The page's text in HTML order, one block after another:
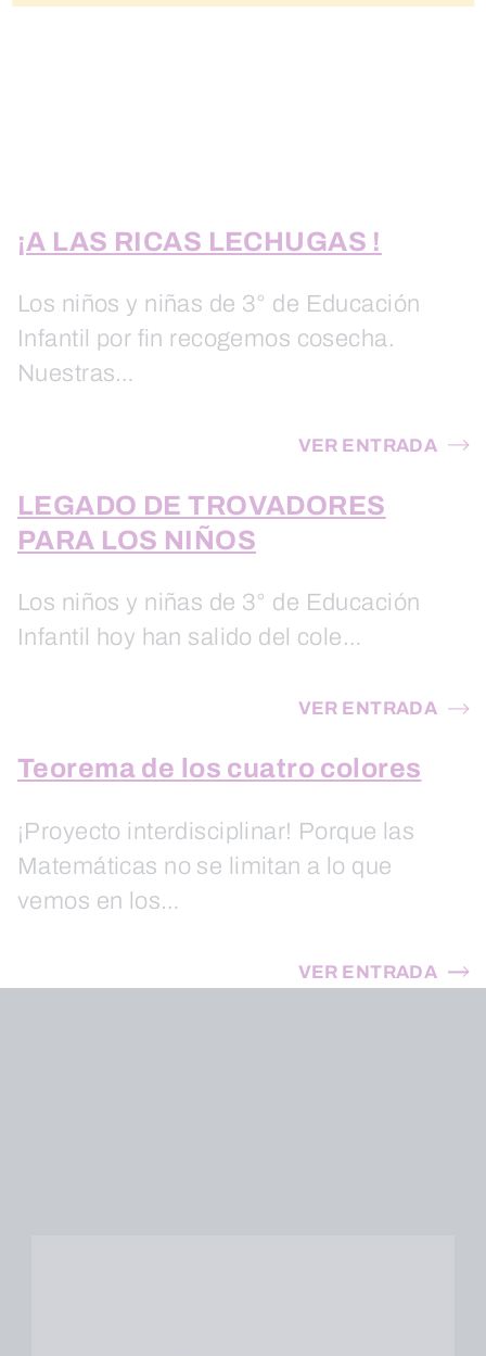
¡A LAS RICAS LECHUGAS !
Los niños y niñas de 3° de Educación
Infantil por fin recogemos cosecha.
Nuestras…
VER ENTRADA
LEGADO DE TROVADORES
PARA LOS NIÑOS
Los niños y niñas de 3° de Educación
Infantil hoy han salido del cole…
VER ENTRADA
Teorema de los cuatro colores
¡Proyecto interdisciplinar! Porque las
Matemáticas no se limitan a lo que
vemos en los…
VER ENTRADA